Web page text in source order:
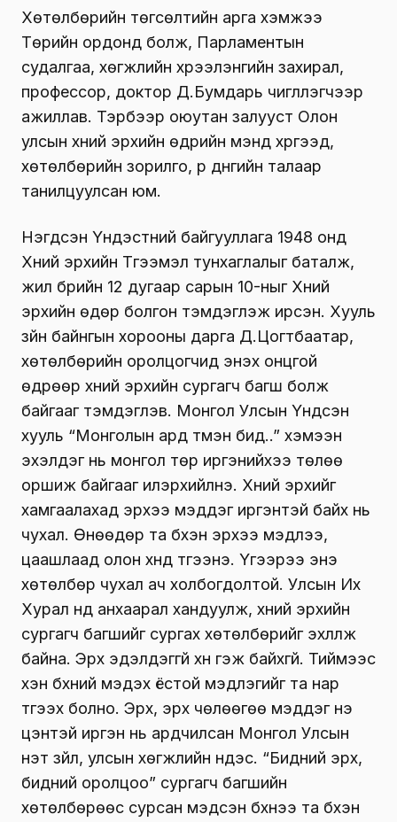
Хөтөлбөрийн төгсөлтийн арга хэмжээ
Төрийн ордонд болж, Парламентын
судалгаа, хөгжлийн хүрээлэнгийн захирал,
профессор, доктор Д.Бумдарь чиглүүлэгчээр
ажиллав. Тэрбээр оюутан залууст Олон
улсын хүний эрхийн өдрийн мэнд хүргээд,
хөтөлбөрийн зорилго, үр дүнгийн талаар
танилцуулсан юм.
Нэгдсэн Үндэстний байгууллага 1948 онд
Хүний эрхийн Түгээмэл тунхаглалыг баталж,
жил бүрийн 12 дугаар сарын 10-ныг Хүний
эрхийн өдөр болгон тэмдэглэж ирсэн. Хууль
зүйн байнгын хорооны дарга Д.Цогтбаатар,
хөтөлбөрийн оролцогчид энэхүү онцгой
өдрөөр хүний эрхийн сургагч багш болж
байгааг тэмдэглэв. Монгол Улсын Үндсэн
хууль “Монголын ард түмэн бид..” хэмээн
эхэлдэг нь монгол төр иргэнийхээ төлөө
оршиж байгааг илэрхийлнэ. Хүний эрхийг
хамгаалахад эрхээ мэддэг иргэнтэй байх нь
чухал. Өнөөдөр та бүхэн эрхээ мэдлээ,
цаашлаад олон хүнд түгээнэ. Үүгээрээ энэ
хөтөлбөр чухал ач холбогдолтой. Улсын Их
Хурал үүнд анхаарал хандуулж, хүний эрхийн
сургагч багшийг сургах хөтөлбөрийг эхлүүлж
байна. Эрх эдэлдэггүй хүн гэж байхгүй. Тиймээс
хэн бүхний мэдэх ёстой мэдлэгийг та нар
түгээх болно. Эрх, эрх чөлөөгөө мэддэг үнэ
цэнтэй иргэн нь ардчилсан Монгол Улсын
үнэт зүйл, улсын хөгжлийн үндэс. “Бидний эрх,
бидний оролцоо” сургагч багшийн
хөтөлбөрөөс сурсан мэдсэн бүхнээ та бүхэн